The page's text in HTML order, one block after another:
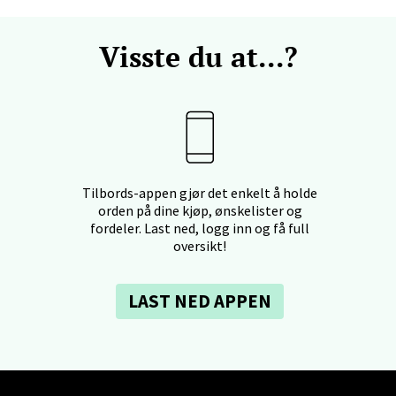
Visste du at...?
Tilbords-appen gjør det enkelt å holde
orden på dine kjøp, ønskelister og
fordeler. Last ned, logg inn og få full
oversikt!
LAST NED APPEN
Sunndalsvegen 3, 7340 Oppdal
- Thon Senter Orkanger
Orkanger, Orkdalsveien 113, 7300 Orkanger
09-20